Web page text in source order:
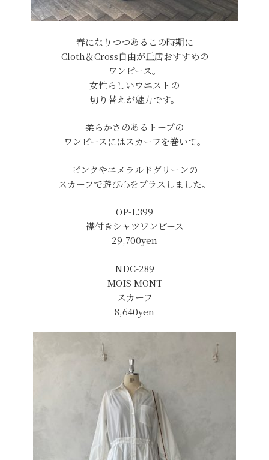
春になりつつあるこの時期に
Cloth＆Cross自由が丘店おすすめの
ワンピース。
女性らしいウエストの
切り替えが魅力です。
柔らかさのあるトープの
ワンピースにはスカーフを巻いて。
ピンクやエメラルドグリーンの
スカーフで遊び心をプラスしました。
OP-L399
襟付きシャツワンピース
29,700yen
NDC-289
MOIS MONT
スカーフ
8,640yen